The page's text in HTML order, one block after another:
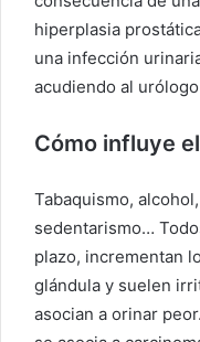
hiperplasia
una infección
acudiendo al
Cómo influye
Tabaquismo,
sedentarismo…
plazo, incrementan
glándula y suelen
asocian a orinar